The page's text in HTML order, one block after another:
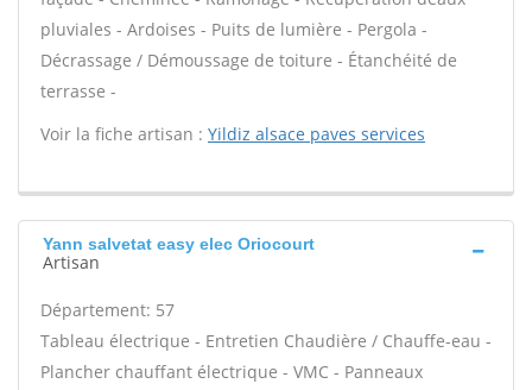
pluviales - Ardoises - Puits de lumière - Pergola -
Décrassage / Démoussage de toiture - Étanchéité de
terrasse -
Voir la fiche artisan : Yildiz alsace paves services
Yann salvetat easy elec Oriocourt
Artisan
Département: 57
Tableau électrique - Entretien Chaudière / Chauffe-eau -
Plancher chauffant électrique - VMC - Panneaux